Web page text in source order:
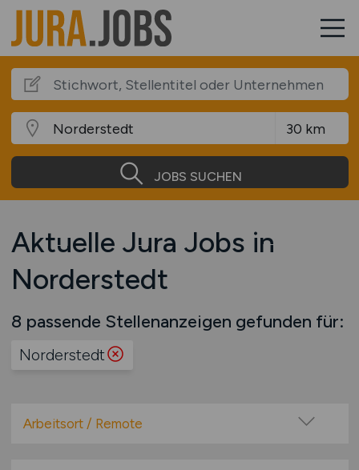
JOBS SUCHEN
Aktuelle Jura Jobs in
Norderstedt
8 passende Stellenanzeigen gefunden für:
Norderstedt
Arbeitsort / Remote